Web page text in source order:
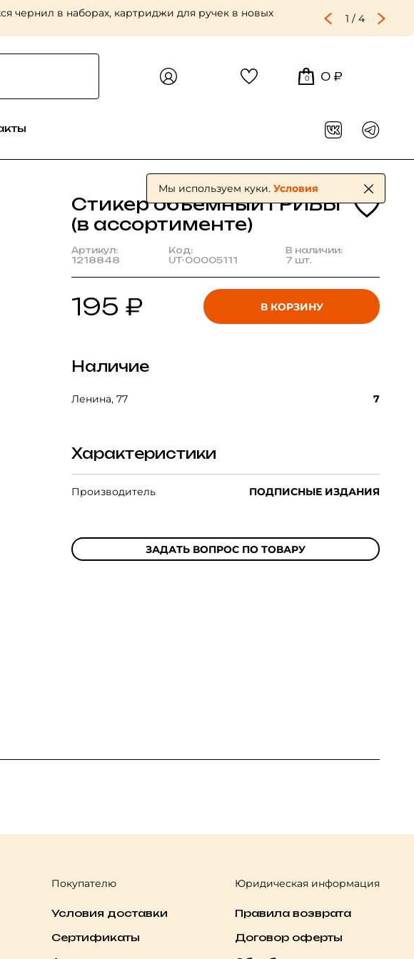
чернил в наборах, картриджи для ручек в новых
1 / 4
0 0 ₽
Стикер объемный ГРИБЫ
(в ассортименте)
Артикул:
1218848
Код:
UT-00005111
В наличии:
7 шт.
195 ₽ В КОРЗИНУ
Наличие
Ленина, 77 7
Характеристики
Производитель ПОДПИСНЫЕ ИЗДАНИЯ
ЗАДАТЬ ВОПРОС ПО ТОВАРУ
Покупателю
Условия доставки
Сертификаты
Юридическая информация
Правила возврата
Договор оферты
Мы используем куки. Условия